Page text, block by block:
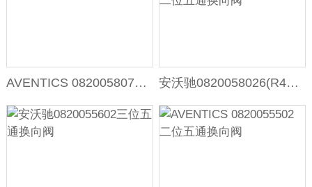
AVENTICS 0820058076二位五通换向阀 安沃驰0820058026(R422002536)二位五通换向阀